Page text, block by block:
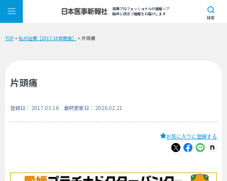
医療プロフェッショナルの情報ハブ
臨床に役立つ情報をお届けします
検索
TOP >私の治療［2017-18年度版］ > 片頭痛
片頭痛
登録日： 2017.03.16 最終更新日： 2026.02.21
お気に入りに登録する